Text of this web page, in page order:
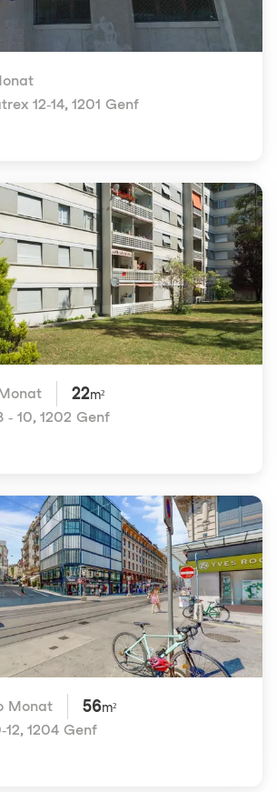
12-14, 1201 Genf
22m²
- 10, 1202 Genf
Monat 56m²
12, 1204 Genf